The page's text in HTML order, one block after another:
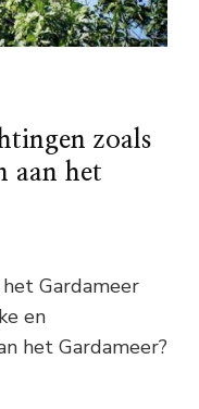
zoals
aan het
Gardameer
en
het Gardameer?